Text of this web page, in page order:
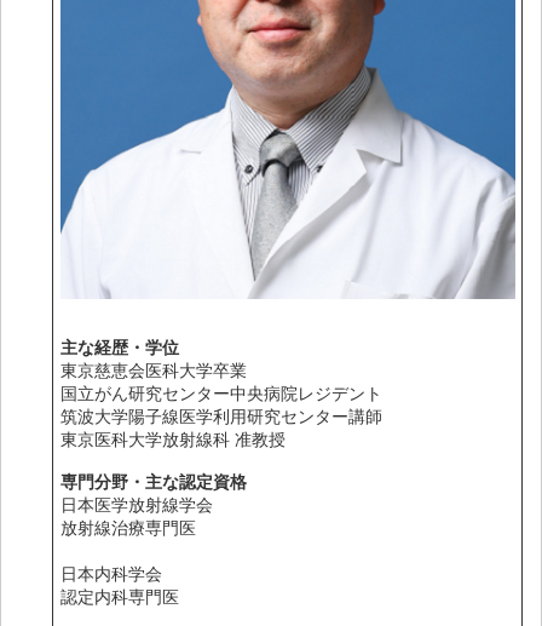
主な経歴・学位
東京慈恵会医科大学卒業
国立がん研究センター中央病院レジデント
筑波大学陽子線医学利用研究センター講師
東京医科大学放射線科 准教授
専門分野・主な認定資格
日本医学放射線学会
放射線治療専門医
日本内科学会
認定内科専門医